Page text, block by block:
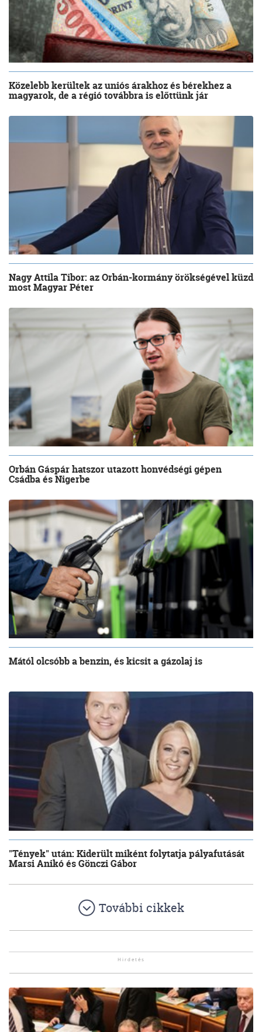
Közelebb kerültek az uniós árakhoz és bérekhez a
magyarok, de a régió továbbra is előttünk jár
Nagy Attila Tibor: az Orbán-kormány örökségével küzd
most Magyar Péter
Orbán Gáspár hatszor utazott honvédségi gépen
Csádba és Nigerbe
Mától olcsóbb a benzin, és kicsit a gázolaj is
"Tények" után: Kiderült miként folytatja pályafutását
Marsi Anikó és Gönczi Gábor
További cikkek